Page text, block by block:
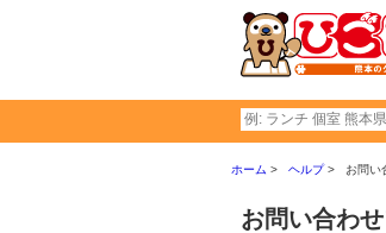
ホーム ヘルプ お問い
お問い合わ